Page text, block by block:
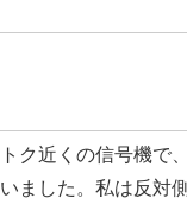
ク近くの信号機で
ました。私は反対